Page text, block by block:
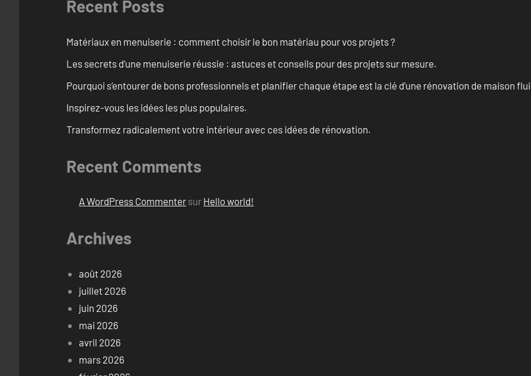
Recent Posts
Matériaux en menuiserie : comment choisir le bon matériau pour vos projets ?
Les secrets d’une menuiserie réussie : astuces et conseils pour des projets sur mesure.
Pourquoi s’entourer de bons professionnels et planifier chaque étape est la clé d’une rénovation de maison
Inspirez-vous les idées les plus populaires.
Transformez radicalement votre intérieur avec ces idées de rénovation.
Recent Comments
A WordPress Commenter sur Hello world!
Archives
août 2026
juillet 2026
juin 2026
mai 2026
avril 2026
mars 2026